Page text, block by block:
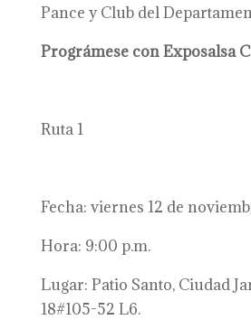
Pance y Club del
Prográmese con Exposalsa
Ruta 1
Fecha: viernes 12 de
Hora: 9:00 p.m.
Lugar: Patio Santo, Ciudad
18#105-52 L6.